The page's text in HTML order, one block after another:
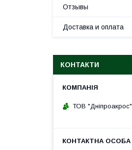
Отзывы
Доставка и оплата
КОНТАКТИ
ТОВ "Дніпроакрос"